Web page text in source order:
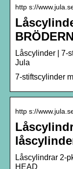
http s://
Låscylinder | 7-
Jula
7-stiftscylinder
http s://
Låscylindrar 2-
HEAD